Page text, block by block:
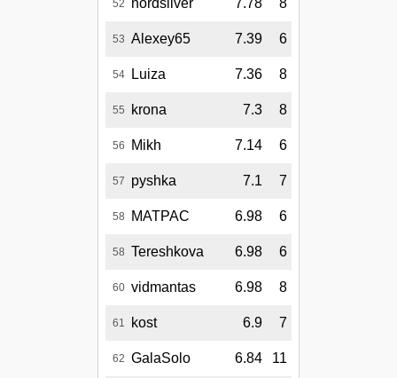
52 nordsilver 7.78 8
53 Alexey65 7.39 6
54 Luiza 7.36 8
55 krona 7.3 8
56 Mikh 7.14 6
57 pyshka 7.1 7
58 MATPAC 6.98 6
58 Tereshkova 6.98 6
60 vidmantas 6.98 8
61 kost 6.9 7
62 GalaSolo 6.84 11